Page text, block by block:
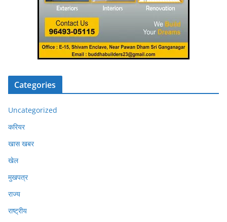
Categories
Uncategorized
करियर
खास खबर
खेल
मुखपत्र
राज्य
राष्ट्रीय